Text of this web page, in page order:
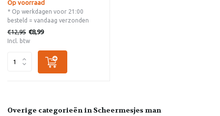
Op voorraad
* Op werkdagen voor 21:00
besteld = vandaag verzonden
€12,95 €8,99
Incl. btw
Overige categorieën in Scheermesjes man